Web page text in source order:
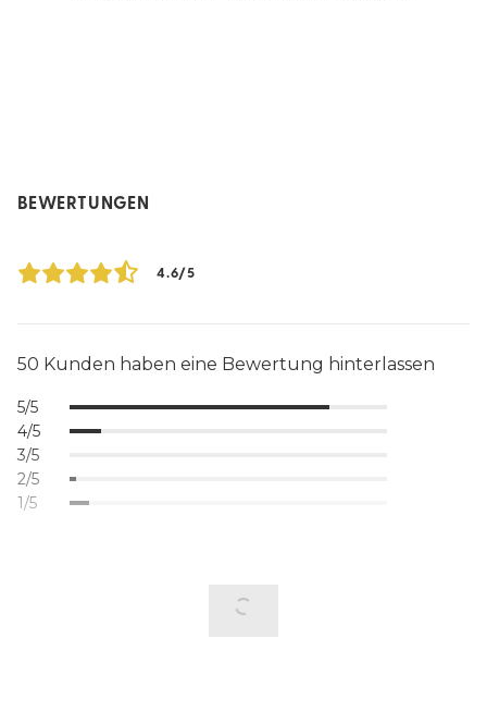
BEWERTUNGEN
4.6/5
50 Kunden haben eine Bewertung hinterlassen
5/5
4/5
3/5
2/5
1/5